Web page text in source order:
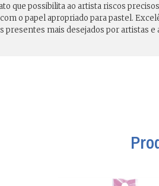
que possibilita ao artista riscos
o papel apropriado para pastel.
presentes mais desejados por artistas e